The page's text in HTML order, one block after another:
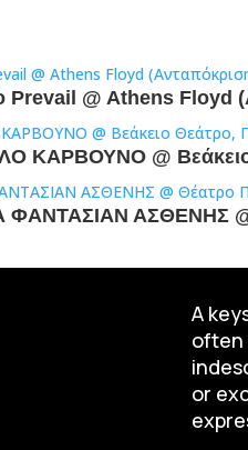
@ Athens Floyd
ΚΑΡΒΟΥΝΟ @
ΦΑΝΤΑΣΙΑΝ ΑΣΘΕΝΗΣ @
A
often
or